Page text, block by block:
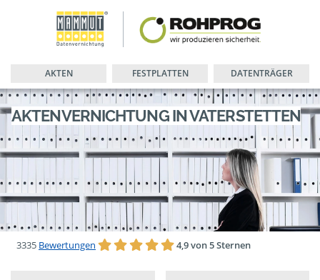
AKTEN FESTPLATTEN DATENTRÄGER
AKTENVERNICHTUNG IN VATERSTETTEN
3335 Bewertungen 4,9 von 5 Sternen